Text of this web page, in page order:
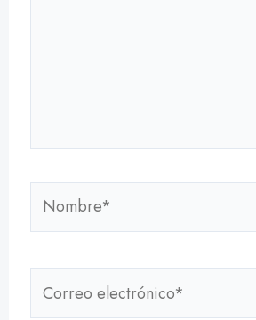
Nombre*
electrónico*